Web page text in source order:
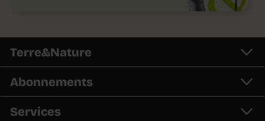
Terre&Nature
Abonnements
Services